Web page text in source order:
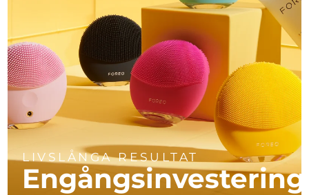
LIVSLÅNGA RESULTAT
Engångsinvestering